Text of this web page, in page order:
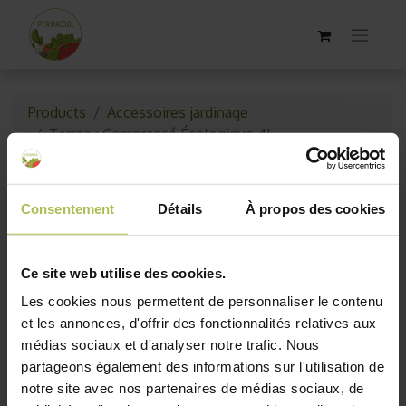
Consentement Détails À propos des cookies
Ce site web utilise des cookies.
Les cookies nous permettent de personnaliser le contenu
et les annonces, d'offrir des fonctionnalités relatives aux
médias sociaux et d'analyser notre trafic. Nous
partageons également des informations sur l'utilisation de
notre site avec nos partenaires de médias sociaux, de
Products
Accessoires jardinage
Terreau Compressé Écologique 4L